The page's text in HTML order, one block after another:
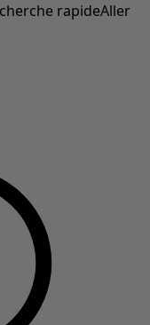
rapideAller